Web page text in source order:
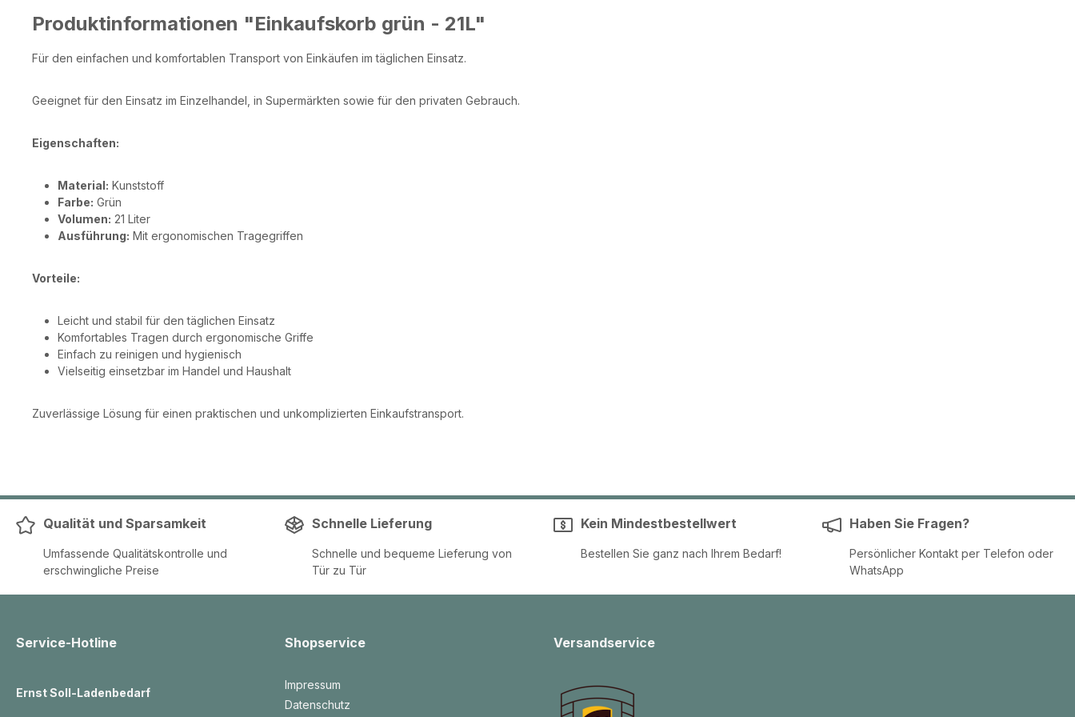
Produktinformationen "Einkaufskorb grün - 21L"
Für den einfachen und komfortablen Transport von Einkäufen im täglichen Einsatz.
Geeignet für den Einsatz im Einzelhandel, in Supermärkten sowie für den privaten Gebrauch.
Eigenschaften:
Material: Kunststoff
Farbe: Grün
Volumen: 21 Liter
Ausführung: Mit ergonomischen Tragegriffen
Vorteile:
Leicht und stabil für den täglichen Einsatz
Komfortables Tragen durch ergonomische Griffe
Einfach zu reinigen und hygienisch
Vielseitig einsetzbar im Handel und Haushalt
Zuverlässige Lösung für einen praktischen und unkomplizierten Einkaufstransport.
Qualität und Sparsamkeit
Umfassende Qualitätskontrolle und
erschwingliche Preise
Schnelle Lieferung
Schnelle und bequeme Lieferung von
Tür zu Tür
Kein Mindestbestellwert
Bestellen Sie ganz nach Ihrem Bedarf!
Haben Sie Fragen?
Persönlicher Kontakt per Telefon oder
WhatsApp
Service-Hotline
Ernst Soll-Ladenbedarf
Shopservice
Impressum
Datenschutz
Versandservice